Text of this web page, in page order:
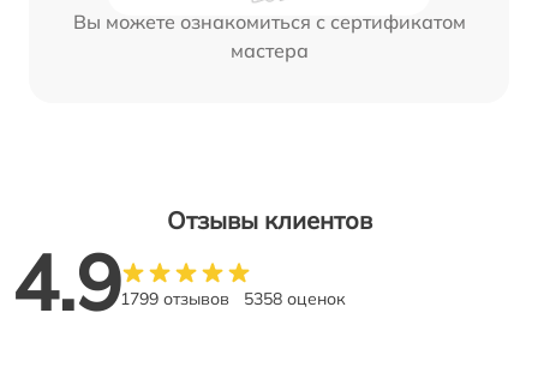
Вы можете ознакомиться с сертификатом
мастера
Отзывы клиентов
4.91799 отзывов 5358 оценок